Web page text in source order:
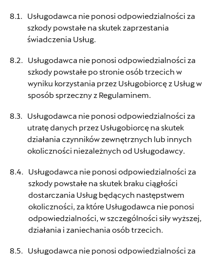
Usługodawca nie ponosi odpowiedzialności za
szkody powstałe na skutek zaprzestania
świadczenia Usług.
Usługodawca nie ponosi odpowiedzialności za
szkody powstałe po stronie osób trzecich w
wyniku korzystania przez Usługobiorcę z Usług w
sposób sprzeczny z Regulaminem.
Usługodawca nie ponosi odpowiedzialności za
utratę danych przez Usługobiorcę na skutek
działania czynników zewnętrznych lub innych
okoliczności niezależnych od Usługodawcy.
Usługodawca nie ponosi odpowiedzialności za
szkody powstałe na skutek braku ciągłości
dostarczania Usług będących następstwem
okoliczności, za które Usługodawca nie ponosi
odpowiedzialności, w szczególności siły wyższej,
działania i zaniechania osób trzecich.
Usługodawca nie ponosi odpowiedzialności za
ul. Płowiecka 17, Warszawa
+48 225 120 550
Dynamica
Jawornik 525, Myślenice
+48 724 909 909
czesci@dynamica.pl